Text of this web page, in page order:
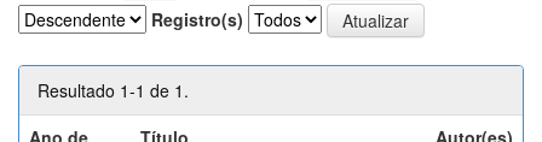
Registro(s)
Resultado 1-1 de 1.
Ano de
Título Autor(es)